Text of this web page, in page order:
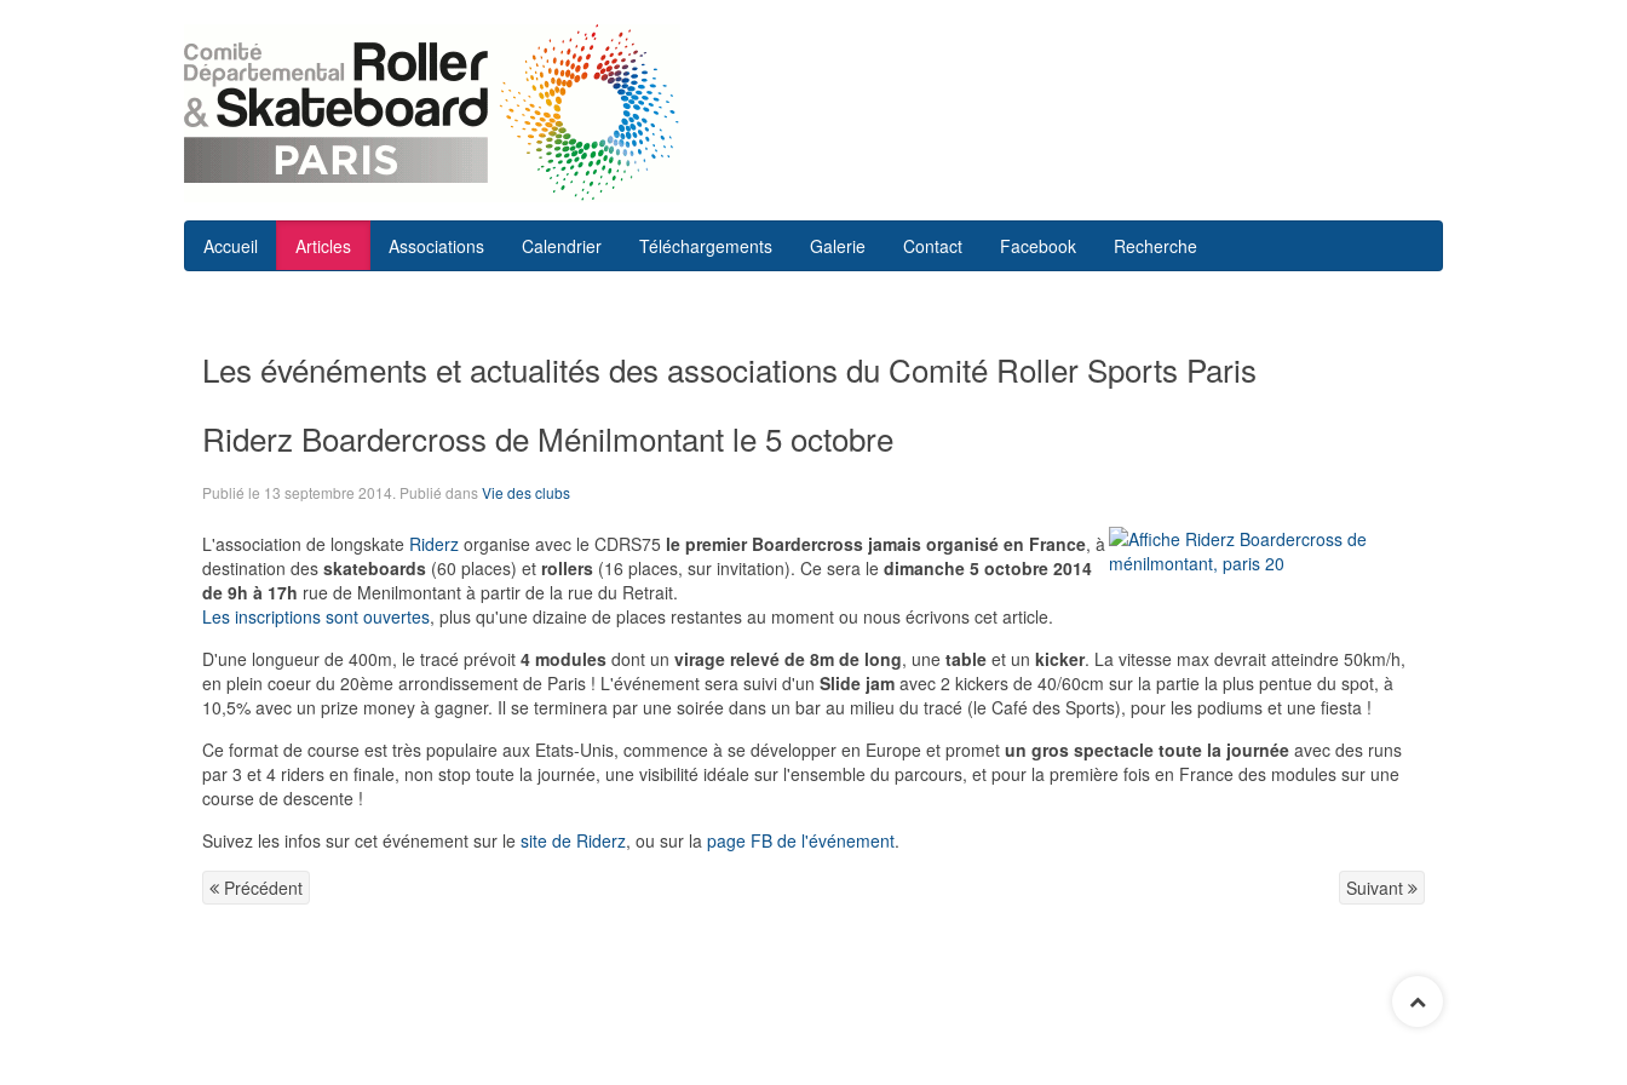
Accueil Articles Associations Calendrier Téléchargements Galerie Contact Facebook Recherche
Les événéments et actualités des associations du Comité Roller Sports Paris
Riderz Boardercross de Ménilmontant le 5 octobre
Publié le 13 septembre 2014 . Publié dansVie des clubs
L'association de longskate Riderz organise avec le CDRS75 le premier Boardercross jamais organisé en France, à
destination des skateboards (60 places) et rollers (16 places, sur invitation). Ce sera le dimanche 5 octobre 2014
de 9h à 17h rue de Menilmontant à partir de la rue du Retrait.
Les inscriptions sont ouvertes, plus qu'une dizaine de places restantes au moment ou nous écrivons cet article.
D'une longueur de 400m, le tracé prévoit 4 modules dont un virage relevé de 8m de long, une table et un kicker. La vitesse max devrait atteindre 50km/h,
en plein coeur du 20ème arrondissement de Paris ! L'événement sera suivi d'un Slide jam avec 2 kickers de 40/60cm sur la partie la plus pentue du spot, à
10,5% avec un prize money à gagner. Il se terminera par une soirée dans un bar au milieu du tracé (le Café des Sports), pour les podiums et une fiesta !
Ce format de course est très populaire aux Etats-Unis, commence à se développer en Europe et promet un gros spectacle toute la journée avec des runs
par 3 et 4 riders en finale, non stop toute la journée, une visibilité idéale sur l'ensemble du parcours, et pour la première fois en France des modules sur une
course de descente !
Suivez les infos sur cet événement sur le site de Riderz, ou sur la page FB de l'événement.
Précédent
Suivant